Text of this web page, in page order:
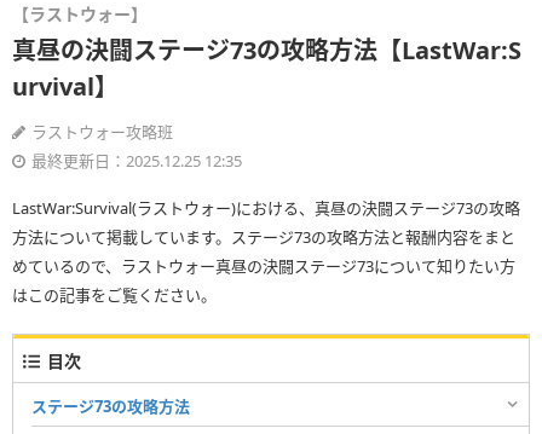
【ラストウォー】
真昼の決闘ステージ73の攻略方法【LastWar:S
urvival】
ラストウォー攻略班
最終更新日：2025.12.25 12:35
LastWar:Survival(ラストウォー)における、真昼の決闘ステージ73の攻略
方法について掲載しています。ステージ73の攻略方法と報酬内容をまと
めているので、ラストウォー真昼の決闘ステージ73について知りたい方
はこの記事をご覧ください。
目次
ステージ73の攻略方法